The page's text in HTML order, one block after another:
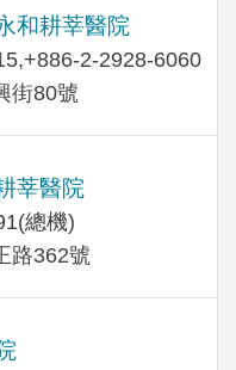
和耕莘醫院
2-2928-6060
街80號
莘醫院
總機)
路362號